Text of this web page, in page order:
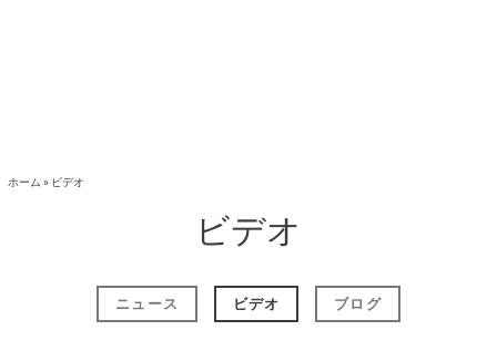
ホーム » ビデオ
ビデオ
ニュース ビデオ ブログ